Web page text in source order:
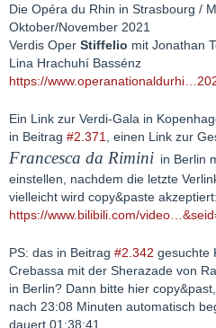
Die Opéra du Rhin in Strasbourg /
Oktober/November 2021
Verdis Oper Stiffelio mit Jonathan
Lina Hrachuhí Bassénz
https://
Ein Link zur Verdi-Gala in
in Beitrag #2.371 , einen Link zur
Francesca da Rimini in Berlin
einstellen, nachdem die letzte
vielleicht wird copy&paste akzeptiert:
https://www.bilibili.com/
PS: das in Beitrag #2.342 gesuchte
Crebassa mit der Sherazade von
in Berlin? Dann bitte hier
nach 23:08 Minuten automatisch
dauert 01:38:41.